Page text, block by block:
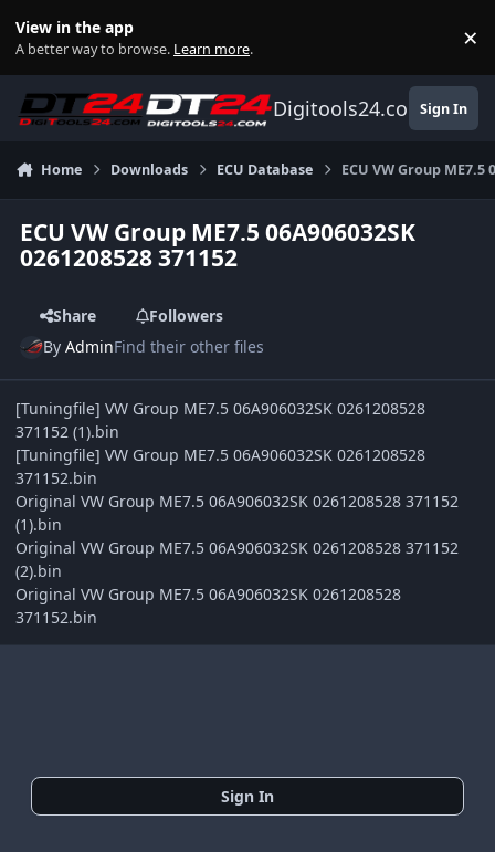
View in the app
A better way to browse. Learn more. ×
Digitools24.comSign In
Home Downloads ECU Database ECU VW Group ME7.5
ECU VW Group ME7.5 06A906032SK
0261208528 371152
Share
Followers
ByAdminFind their other files
[Tuningfile] VW Group ME7.5 06A906032SK 0261208528
371152 (1).bin
[Tuningfile] VW Group ME7.5 06A906032SK 0261208528
371152.bin
Original VW Group ME7.5 06A906032SK 0261208528 371152
(1).bin
Original VW Group ME7.5 06A906032SK 0261208528 371152
(2).bin
Original VW Group ME7.5 06A906032SK 0261208528
371152.bin
Sign In